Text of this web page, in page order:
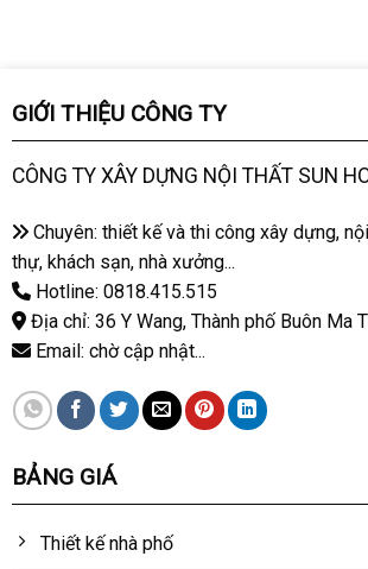
GIỚI THIỆU CÔNG TY
CÔNG TY XÂY DỰNG NỘI THẤT SUN
Chuyên: thiết kế và thi công xây dựng,
thự, khách sạn, nhà xưởng...
Hotline: 0818.415.515
Địa chỉ: 36 Y Wang, Thành phố Buôn Ma
Email: chờ cập nhật...
BẢNG GIÁ
Thiết kế nhà phố